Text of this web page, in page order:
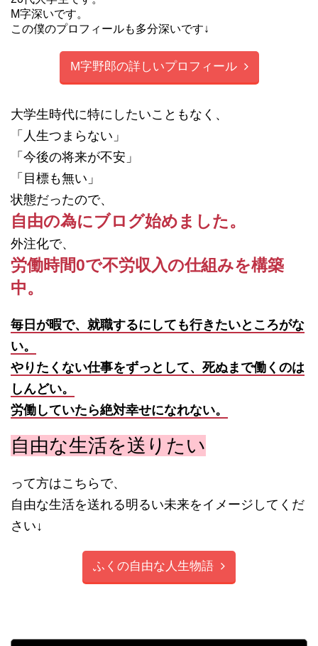
M字深いです。
この僕のプロフィールも多分深いです↓
M字野郎の詳しいプロフィール
大学生時代に特にしたいこともなく、
「人生つまらない」
「今後の将来が不安」
「目標も無い」
状態だったので、
自由の為にブログ始めました。
外注化で、
労働時間0で不労収入の仕組みを構築
中。
毎日が暇で、就職するにしても行きたいところがな
い。
やりたくない仕事をずっとして、死ぬまで働くのは
しんどい。
労働していたら絶対幸せになれない。
自由な生活を送りたい
って方はこちらで、
自由な生活を送れる明るい未来をイメージしてくだ
さい↓
ふくの自由な人生物語